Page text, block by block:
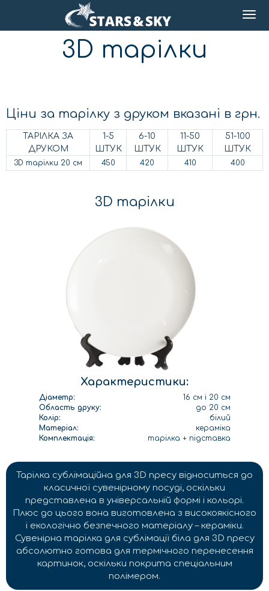
3D тарілки
Ціни за тарілку з друком вказані в грн.
ТАРІЛКА ЗА
ДРУКОМ
1-5
ШТУК
6-10
ШТУК
11-50
ШТУК
51-100
ШТУК
3D тарілки 20 см 450 420 410 400
3D тарілки
Характеристики:
Діаметр:
16 см і 20 см
Область друку:
до 20 см
Колір:
білий
Матеріал:
кераміка
Комплектація:
тарілка + підставка
Тарілка сублімаційна для 3D пресу відноситься до
класичної сувенірному посуді, оскільки
представлена в універсальній формі і кольорі.
Плюс до цього вона виготовлена з високоякісного
і екологічно безпечного матеріалу – кераміки.
Сувенірна тарілка для сублімації біла для 3D пресу
абсолютно готова для термічного перенесення
картинок, оскільки покрита спеціальним
полімером.